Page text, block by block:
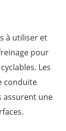
à utiliser et
pour
Les
conduite
assurent une